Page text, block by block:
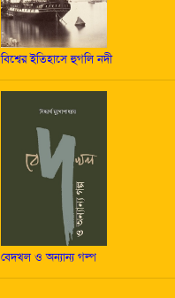
বিশ্বের ইতিহাসে হুগলি নদী
বেদখল ও অন্যান্য গল্প